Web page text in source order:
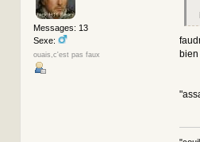
Messages: 13
Sexe:
ouais,c'est pas faux